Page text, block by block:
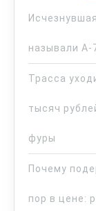
называли А-
Трасса
тысяч
фуры
Почему
пор в цене: